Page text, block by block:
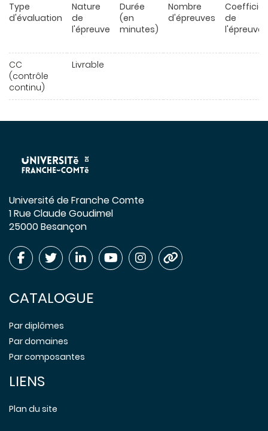
Type
d'évaluation
Nature
de
l'épreuve
Durée
(en
minutes)
Nombre
d'épreuves
de
l'épreuve
CC
(contrôle
continu)
Livrable
Université de Franche Comte
1 Rue Claude Goudimel
25000 Besançon
CATALOGUE
Par diplômes
Par domaines
Par composantes
LIENS
Plan du site